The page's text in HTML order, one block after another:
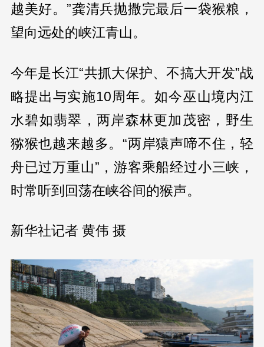
越美好。”龚清兵抛撒完最后一袋猴粮，
望向远处的峡江青山。
今年是长江“共抓大保护、不搞大开发”战
略提出与实施10周年。如今巫山境内江
水碧如翡翠，两岸森林更加茂密，野生
猕猴也越来越多。“两岸猿声啼不住，轻
舟已过万重山”，游客乘船经过小三峡，
时常听到回荡在峡谷间的猴声。
新华社记者 黄伟 摄